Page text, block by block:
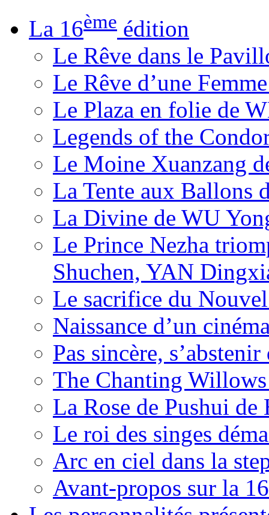
La 16ème édition
Le Rêve dans le
Le Rêve d’une
Le Plaza en folie de
Legends of the
Le Moine Xuanzang
La Tente aux Ballons
La Divine de WU
Le Prince Nezha
Shuchen, YAN
Le sacrifice du
Naissance d’un
Pas sincère,
The Chanting
La Rose de Pushui de
Le roi des singes
Arc en ciel dans la
Avant-propos sur la